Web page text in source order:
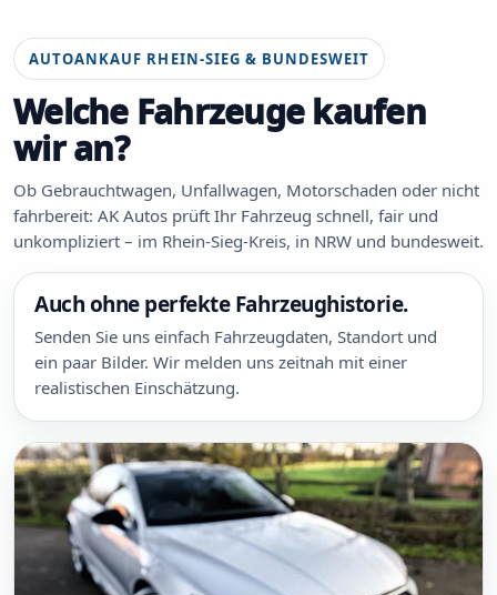
AUTOANKAUF RHEIN-SIEG & BUNDESWEIT
Welche Fahrzeuge kaufen
wir an?
Ob Gebrauchtwagen, Unfallwagen, Motorschaden oder nicht
fahrbereit: AK Autos prüft Ihr Fahrzeug schnell, fair und
unkompliziert – im Rhein-Sieg-Kreis, in NRW und bundesweit.
Auch ohne perfekte Fahrzeughistorie.
Senden Sie uns einfach Fahrzeugdaten, Standort und
ein paar Bilder. Wir melden uns zeitnah mit einer
realistischen Einschätzung.